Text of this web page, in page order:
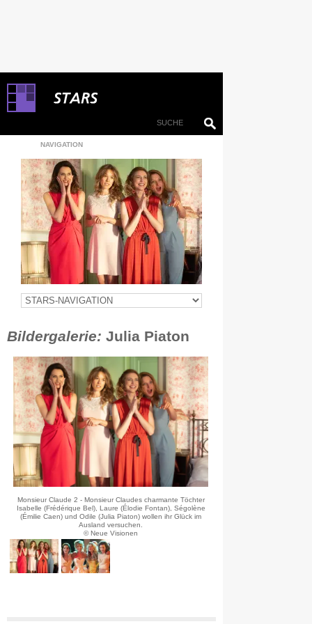
NAVIGATION
Bildergalerie: Julia Piaton
Monsieur Claude 2 - Monsieur Claudes charmante Töchter
Isabelle (Frédérique Bel), Laure (Élodie Fontan), Ségolène
(Émilie Caen) und Odile (Julia Piaton) wollen ihr Glück im
Ausland versuchen.
© Neue Visionen